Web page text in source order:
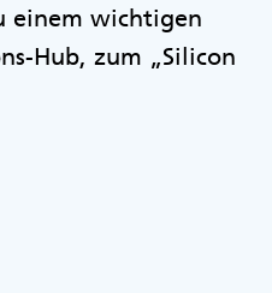
einem wichtigen
Hub, zum „Silicon